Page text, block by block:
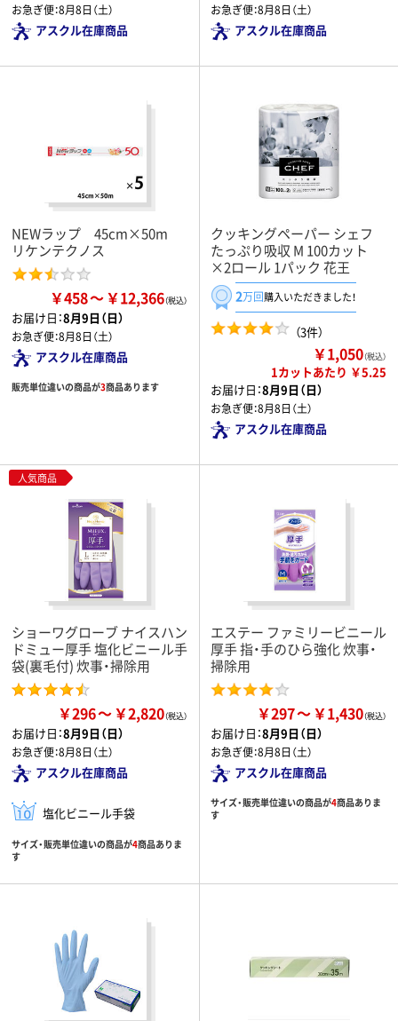
お急ぎ便：8月8日（土）
アスクル在庫商品
お急ぎ便：8月8日（土）
アスクル在庫商品
NEWラップ 45cm×50m
リケンテクノス
￥458 ￥12,366
お届け日：8月9日（日）
お急ぎ便：8月8日（土）
アスクル在庫商品
販売単位違いの商品が3商品あります
クッキングペーパー シェフ
たっぷり吸収 M 100カット
×2ロール 1パック 花王
2万回購入いただきました！
（3件）
￥1,050（税込）
1カットあたり ￥5.25
お届け日：8月9日（日）
お急ぎ便：8月8日（土）
アスクル在庫商品
人気商品
ショーワグローブ ナイスハン
ドミュー厚手 塩化ビニール手
袋(裏毛付) 炊事・掃除用
￥296 ￥2,820
お届け日：8月9日（日）
お急ぎ便：8月8日（土）
アスクル在庫商品
塩化ビニール手袋
サイズ・販売単位違いの商品が4商品ありま
す
エステー ファミリービニール
厚手 指・手のひら強化 炊事・
掃除用
￥297 ￥1,430
お届け日：8月9日（日）
お急ぎ便：8月8日（土）
アスクル在庫商品
サイズ・販売単位違いの商品が4商品ありま
す